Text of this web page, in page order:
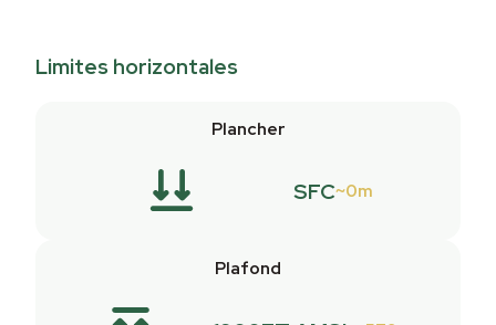
Limites horizontales
Plancher
SFC 0m
Plafond